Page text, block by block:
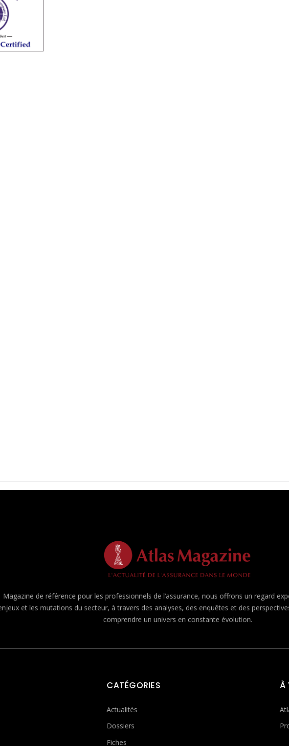
Magazine de référence pour les professionnels de l’assurance, nous offrons un regard
et les mutations du secteur, à travers des analyses, des enquêtes et des
comprendre un univers en constante évolution.
CATÉGORIES
Actualités
Dossiers
Fiches
À